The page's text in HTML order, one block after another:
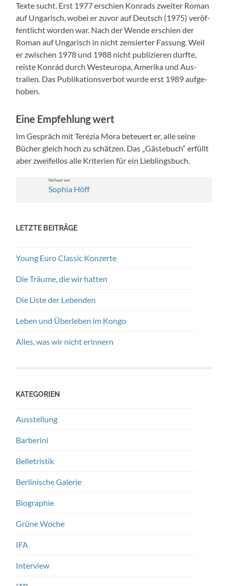
Texte sucht. Erst 1977 erschien Kon­rads zweit­er Roman
auf Ungarisch, wobei er zuvor auf Deutsch (1975) veröf­
fentlicht wor­den war. Nach der Wende erschien der
Roman auf Ungarisch in nicht zen­siert­er Fas­sung. Weil
er zwis­chen 1978 und 1988 nicht pub­lizieren durfte,
reiste Kon­rád durch Wes­teu­ropa, Ameri­ka und Aus­
tralien. Das Pub­lika­tionsver­bot wurde erst 1989 aufge­
hoben.
Eine Empfehlung wert
Im Gespräch mit Terézia Mora beteuert er, alle seine
Büch­er gle­ich hoch zu schätzen. Das „Gäste­buch“ erfüllt
aber zweifel­los alle Kri­te­rien für ein Lieblings­buch.
Ver­fasst von
Sophia Höff
LETZTE BEITRÄGE
Young Euro Classic Konzerte
Die Träume, die wir hatten
Die Liste der Lebenden
Leben und Überleben im Kongo
Alles, was wir nicht erinnern
KATEGORIEN
Ausstellung
Barberini
Belletristik
Berlinische Galerie
Biographie
Grüne Woche
IFA
Interview